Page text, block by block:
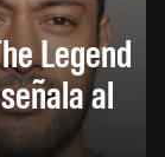
Legend
al